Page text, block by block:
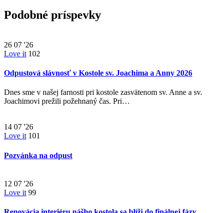
Podobné príspevky
26 07 '26
Love it 102
Odpustová slávnosť v Kostole sv. Joachima a Anny 2026
Dnes sme v našej farnosti pri kostole zasvätenom sv. Anne a sv.
Joachimovi prežili požehnaný čas. Pri…
14 07 '26
Love it 101
Pozvánka na odpust
12 07 '26
Love it 99